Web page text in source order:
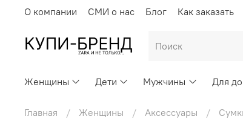
О компании СМИ о нас Блог Как заказать
Женщины Дети Мужчины Для
Главная Женщины Аксессуары